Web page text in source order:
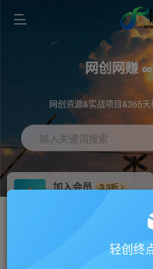
网创网赚
网创资源&实战项目&365
输入关键词搜索
加入会员
3.3折
推广返佣高达70%轻创终